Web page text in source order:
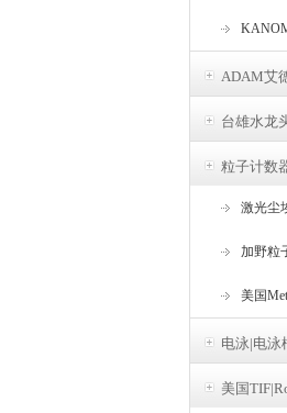
ADAM艾
台雄水龙
粒子计数
激光尘
加野粒
美国
电泳|电泳
美国